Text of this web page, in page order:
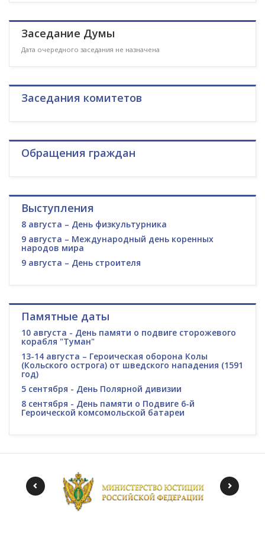
Заседание Думы
Дата очередного заседания не назначена
Заседания комитетов
Обращения граждан
Выступления
8 августа – День физкультурника
9 августа – Международный день коренных
народов мира
9 августа – День строителя
Памятные даты
10 августа - День памяти о подвиге сторожевого
корабля "Туман"
13-14 августа – Героическая оборона Колы
(Кольского острога) от шведского нападения (1591
год)
5 сентября - День Полярной дивизии
8 сентября - День памяти о Подвиге 6-й
Героической комсомольской батареи